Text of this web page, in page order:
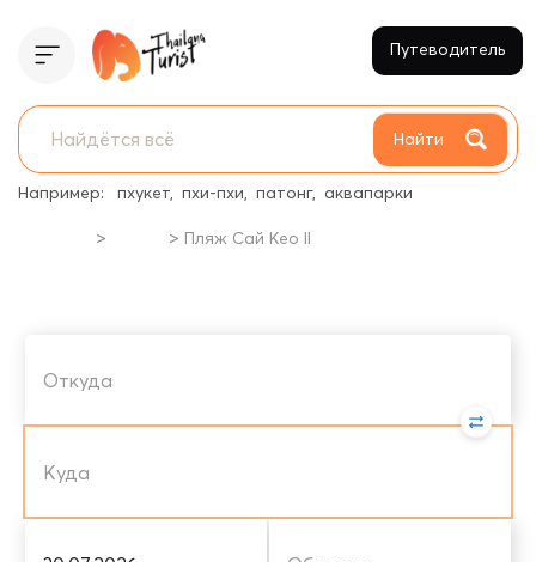
Найти
Например: пхукет пхи-пхи патонг аквапарки
Путеводитель
> > Пляж Сай Кео II